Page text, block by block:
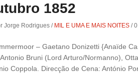
1852
Jorge Rodrigues / MIL E UMA E MAIS NOITES /
– Gaetano Donizetti {Anaïde
Bruni (Lord Arturo/Normanno),
Coppola. Direcção de Cena: António